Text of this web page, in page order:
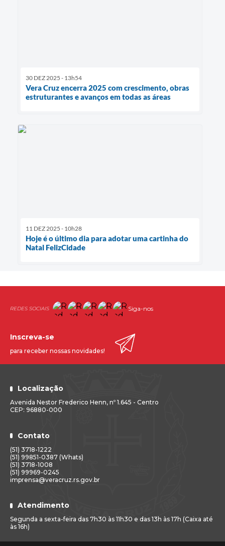
30 DEZ 2025 - 13h54
Vera Cruz encerra 2025 com crescimento, obras
estruturantes e avanços em todas as áreas
11 DEZ 2025 - 10h28
Hoje é o último dia para adotar uma cartinha do
Natal FelizCidade
Siga-nos
Localização
Avenida Nestor Frederico Henn, nº 1.645 - Centro
CEP: 96880-000
Contato
(51) 3718-1222
(51) 99851-0387 (Whats)
(51) 3718-1008
(51) 99969-0245
imprensa@veracruz.rs.gov.br
Atendimento
Segunda a sexta-feira das 7h30 às 11h30 e das 13h às 17h (Caixa até
às 16h)
Inscreva-se
para receber nossas novidades!